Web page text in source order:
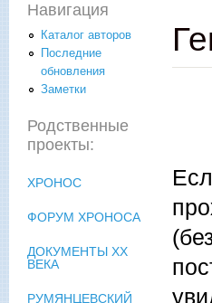
Навигация
Каталог авторов
Последние
обновления
Заметки
Родственные
проекты:
ХРОНОС
ФОРУМ ХРОНОСА
ДОКУМЕНТЫ XX
ВЕКА
РУМЯНЦЕВСКИЙ